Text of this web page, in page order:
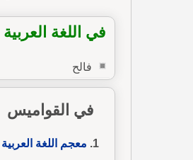
في اللغة العربية
فالح
في القواميس
معجم اللغة